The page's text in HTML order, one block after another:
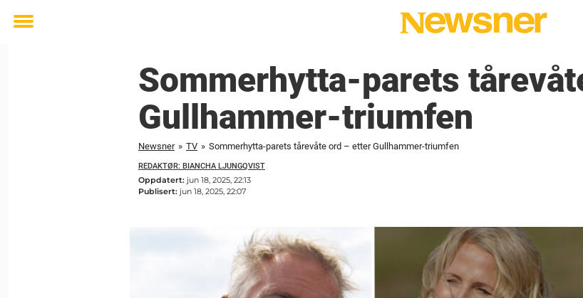
Toggle
Sommerhytta-parets
Gullhammer-triumfen
Newsner » TV » Sommerhytta-parets tårevåte ord – etter Gullhammer-triumfen
REDAKTØR: BIANCHA LJUNGQVIST
Oppdatert: jun 18, 2025, 22:13
Publisert: jun 18, 2025, 22:07